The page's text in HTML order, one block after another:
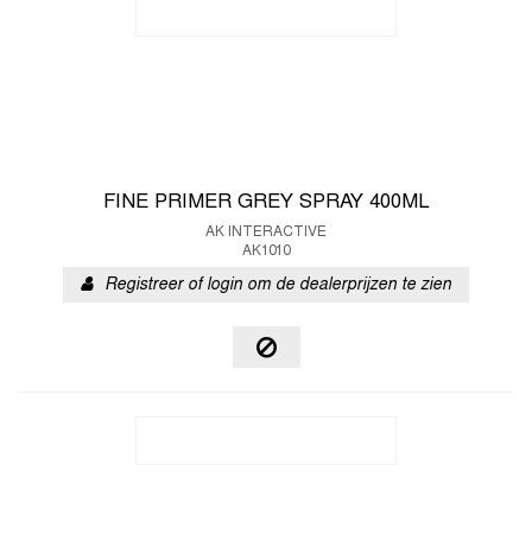
FINE PRIMER GREY SPRAY 400ML
AK INTERACTIVE
AK1010
Registreer of login om de dealerprijzen te zien